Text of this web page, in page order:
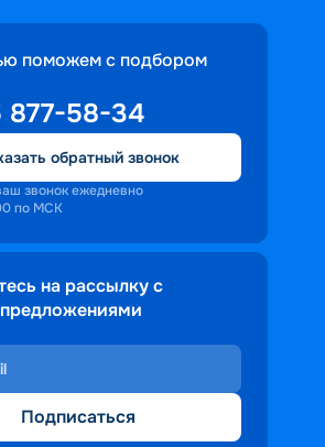
поможем с подбором
877-58-34
обратный звонок
звонок ежедневно
по МСК
на рассылку с
Подписаться